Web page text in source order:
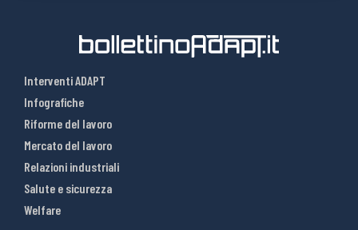
Interventi ADAPT
Infografiche
Riforme del lavoro
Mercato del lavoro
Relazioni industriali
Salute e sicurezza
Welfare